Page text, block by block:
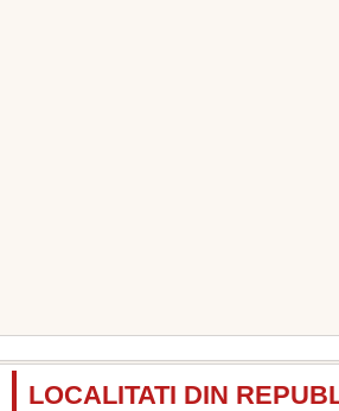
LOCALITATI DIN